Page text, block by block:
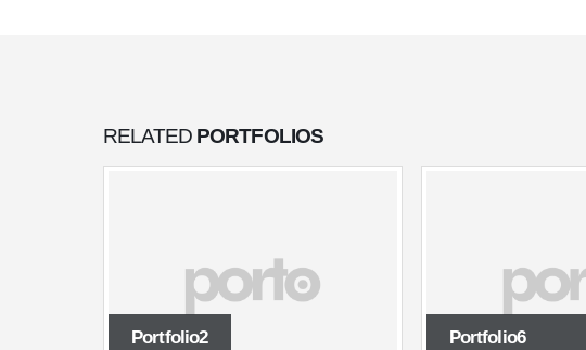
RELATED PORTFOLIOS
Portfolio2 Portfolio6